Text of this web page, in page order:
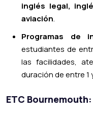
inglés legal,
aviación.
Programas de
estudiantes de
las facilidades,
duración de entre 1
ETC